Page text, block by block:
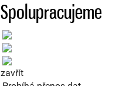
Spolupracujeme
zavřít